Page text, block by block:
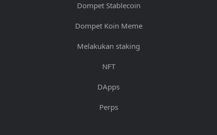
Dompet Stablecoin
Dompet Koin Meme
Melakukan staking
NFT
DApps
Perps